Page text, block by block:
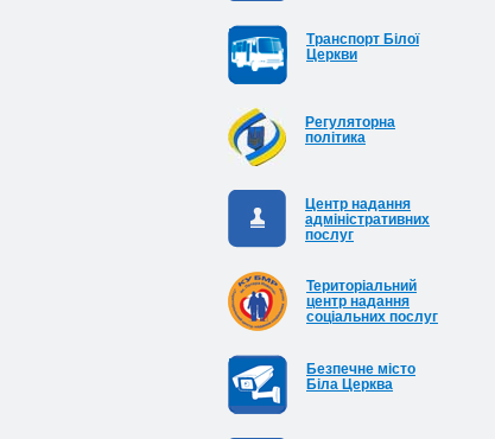
Транспорт Білої
Церкви
Регуляторна
політика
Центр надання
адміністративних
послуг
Територіальний
центр надання
соціальних послуг
Безпечне місто
Біла Церква